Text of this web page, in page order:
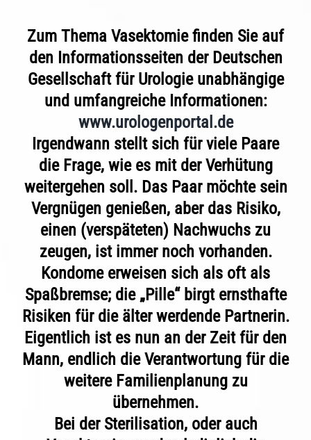
Zum Thema Vasektomie finden Sie auf
den Informationsseiten der Deutschen
Gesellschaft für Urologie unabhängige
und umfangreiche Informationen:
www.urologenportal.de
Irgendwann stellt sich für viele Paare
die Frage, wie es mit der Verhütung
weitergehen soll. Das Paar möchte sein
Vergnügen genießen, aber das Risiko,
einen (verspäteten) Nachwuchs zu
zeugen, ist immer noch vorhanden.
Kondome erweisen sich als oft als
Spaßbremse; die „Pille“ birgt ernsthafte
Risiken für die älter werdende Partnerin.
Eigentlich ist es nun an der Zeit für den
Mann, endlich die Verantwortung für die
weitere Familienplanung zu
übernehmen.
Bei der Sterilisation, oder auch